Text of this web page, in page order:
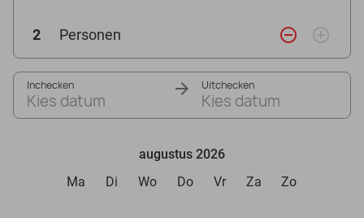
2 Personen remove_circle_outline add_circle_outline
Inchecken
Kies datum
Uitchecken
Kies datum
augustus 2026
Ma
Di Wo Do Vr Za Zo